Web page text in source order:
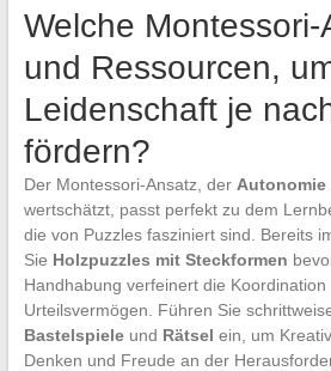
Welche Montessori-
und Ressourcen,
Leidenschaft je
fördern?
Der Montessori-Ansatz, der Autonomie
wertschätzt, passt perfekt zu dem
die von Puzzles fasziniert sind. Bereits
Sie Holzpuzzles mit Steckformen
Handhabung verfeinert die
Urteilsvermögen. Führen Sie
Bastelspieleund Rätsel ein, um
Denken und Freude an der